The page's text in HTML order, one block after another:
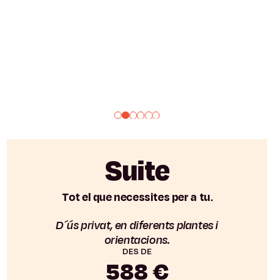
Suite
Tot el que necessites per a tu.
D´ús privat, en diferents plantes i
orientacions.
DES DE
588 €